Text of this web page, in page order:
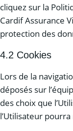
cliquez sur la
Cardif Assurance
protection des
4.2 Cookies
Lors de la
déposés sur
des choix que
l’Utilisateur